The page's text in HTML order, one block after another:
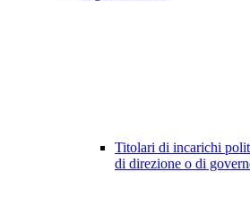
Titolari di incarichi
di direzione o di